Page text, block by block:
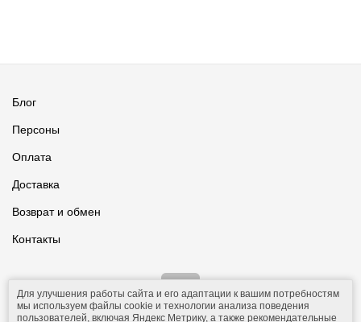
Блог
Персоны
Оплата
Доставка
Возврат и обмен
Контакты
Для улучшения работы сайта и его адаптации к вашим потребностям
мы используем файлы cookie и технологии анализа поведения
пользователей, включая Яндекс Метрику, а также рекомендательные